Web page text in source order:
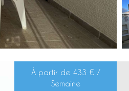
À partir de 433 € /
Semaine